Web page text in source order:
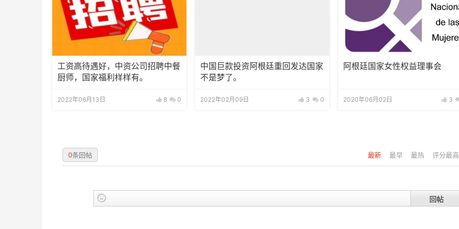
工资高待遇好，中资公司招聘中餐
厨师，国家福利样样有。
2022年06月13日 8 0
中国巨款投资阿根廷重回发达国家
不是梦了。
2022年02月09日 3 0
阿根廷国家女性权益理事会
2020年06月02日 3
最新 最早 最热 评分最高
0条回帖
回帖